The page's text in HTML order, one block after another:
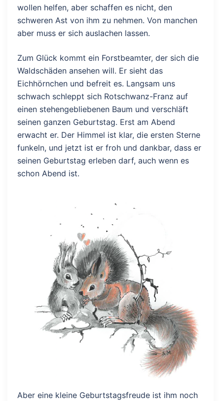
wollen helfen, aber schaffen es nicht, den
schweren Ast von ihm zu nehmen. Von manchen
aber muss er sich auslachen lassen.
Zum Glück kommt ein Forstbeamter, der sich die
Waldschäden ansehen will. Er sieht das
Eichhörnchen und befreit es. Langsam uns
schwach schleppt sich Rotschwanz-Franz auf
einen stehengebliebenen Baum und verschläft
seinen ganzen Geburtstag. Erst am Abend
erwacht er. Der Himmel ist klar, die ersten Sterne
funkeln, und jetzt ist er froh und dankbar, dass er
seinen Geburtstag erleben darf, auch wenn es
schon Abend ist.
Aber eine kleine Geburtstagsfreude ist ihm noch